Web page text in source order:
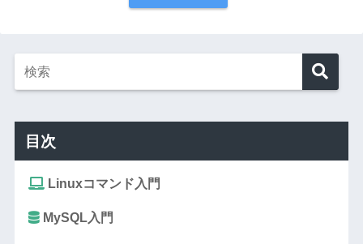
目次
Linuxコマンド入門
MySQL入門